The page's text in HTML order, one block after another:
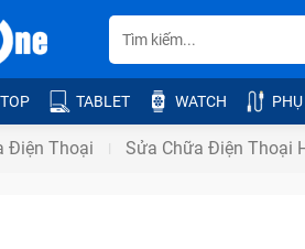
TABLET WATCH
Điện Thoại Sửa Chữa Điện Thoại